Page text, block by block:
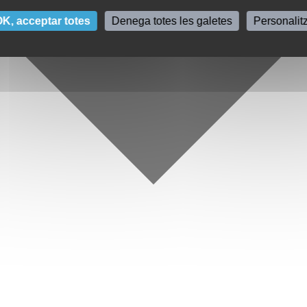
acceptar totes Denega totes les galetes